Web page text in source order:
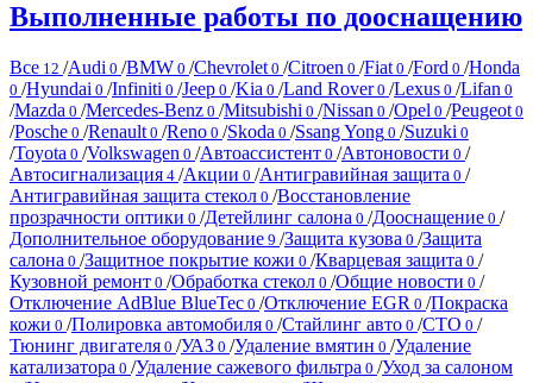
Выполненные работы по дооснащению
Все 12 /Audi 0 /BMW 0 /Chevrolet 0 /Citroen 0 /Fiat 0 /Ford 0 /Honda
0 /Hyundai 0 /Infiniti 0 /Jeep 0 /Kia 0 /Land Rover0 /Lexus 0 /Lifan 0
/Mazda 0 /Mercedes-Benz 0 /Mitsubishi 0 /Nissan 0 /Opel 0 /Peugeot 0
/Posche 0 /Renault 0 /Reno 0 /Skoda 0 /Ssang Yong 0 /Suzuki 0
/Toyota 0 /Volkswagen 0 /Автоассистент 0 /Автоновости 0 /
Автосигнализация 4 /Акции 0 /Антигравийная защита 0 /
Антигравийная защита стекол 0 /Восстановление
прозрачности оптики 0 /Детейлинг салона 0 /Дооснащение 0 /
Дополнительное оборудование 9 /Защита кузова 0 /Защита
салона 0 /Защитное покрытие кожи 0 /Кварцевая защита 0 /
Кузовной ремонт 0 /Обработка стекол 0 /Общие новости 0 /
Отключение AdBlue BlueTec 0 /Отключение EGR 0 /Покраска
кожи 0 /Полировка автомобиля 0 /Стайлинг авто 0 /СТО 0 /
Тюнинг двигателя 0 /УАЗ 0 /Удаление вмятин 0 /Удаление
катализатора 0 /Удаление сажевого фильтра 0 /Уход за салоном